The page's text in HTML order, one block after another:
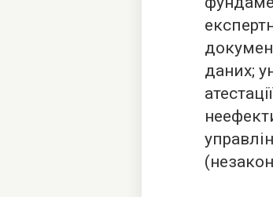
даних;